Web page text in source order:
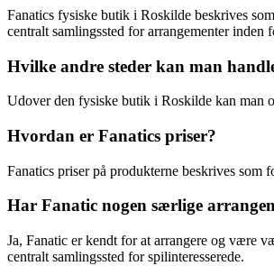
Fanatics fysiske butik i Roskilde beskrives
centralt samlingssted for arrangementer inden
Hvilke andre steder kan man
Udover den fysiske butik i Roskilde kan man
Hvordan er Fanatics priser?
Fanatics priser på produkterne beskrives
Har Fanatic nogen særlige
Ja, Fanatic er kendt for at arrangere og være
centralt samlingssted for spilinteresserede.